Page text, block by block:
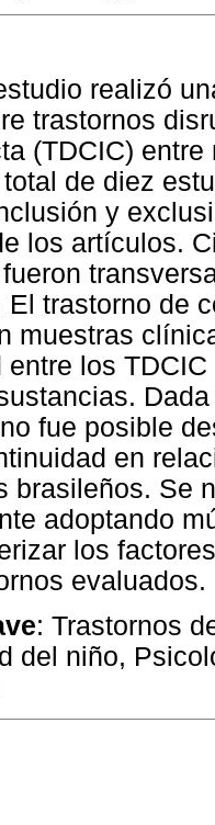
realizó
trastornos
(TDCIC)
de diez
y
los artículos.
trastorno de
muestras
entre los
fue posible
en
brasileños. Se
adoptando
los
evaluados.
: Trastornos
del niño,